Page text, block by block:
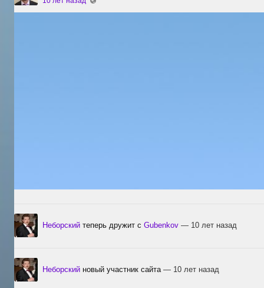
Неборский теперь дружит с Gubenkov — 10 лет назад
Неборский новый участник сайта — 10 лет назад